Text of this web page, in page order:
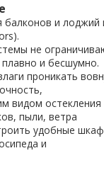
балконов и лоджий
не
и бесшумно.
проникать
видом
пыли, ветра
удобные
и